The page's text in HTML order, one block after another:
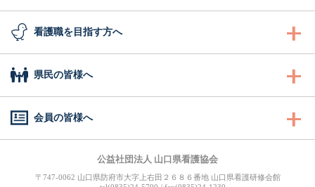
協会概要
沿革
委員会活動
看護職の方へ
認定看護管理者教育課程
看護職を目指す方へ
看護職を目指す方へ
1日ナース体験
看護の魅力発見
県民の皆様へ
県民の皆様へ
会員の皆様へ
（会員専用WEBサイト）
公益社団法人 山口県看護協会
〒747-0062 山口県防府市大字上右田２６８６番地 山口県看護研修会館